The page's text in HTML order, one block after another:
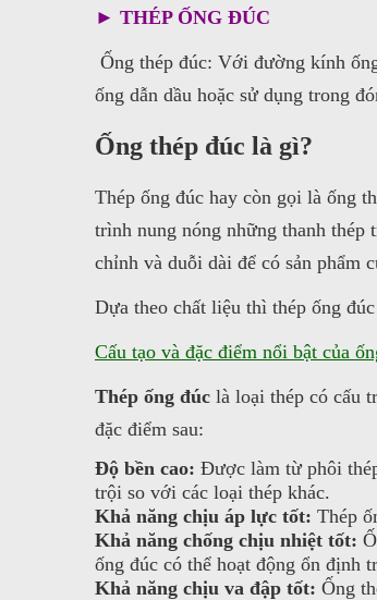
► THÉP ỐNG ĐÚC
Ống thép đúc: Với đường kính
ống dẫn dầu hoặc sử dụng trong
Ống thép đúc là gì?
Thép ống đúc hay còn gọi là ống
trình nung nóng những thanh thép
chỉnh và duỗi dài để có sản phẩm
Dựa theo chất liệu thì thép ống
Cấu tạo và đặc điểm nổi bật của
Thép ống đúc là loại thép có cấu
đặc điểm sau:
Độ bền cao: Được làm từ phôi
trội so với các loại thép khác.
Khả năng chịu áp lực tốt: Thép
Khả năng chống chịu nhiệt tốt:
ống đúc có thể hoạt động ổn định
Khả năng chịu va đập tốt: Ống